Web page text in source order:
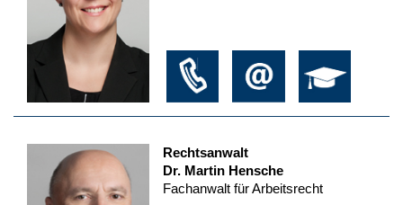
Rechtsanwalt
Dr. Martin Hensche
Fachanwalt für Arbeitsrecht